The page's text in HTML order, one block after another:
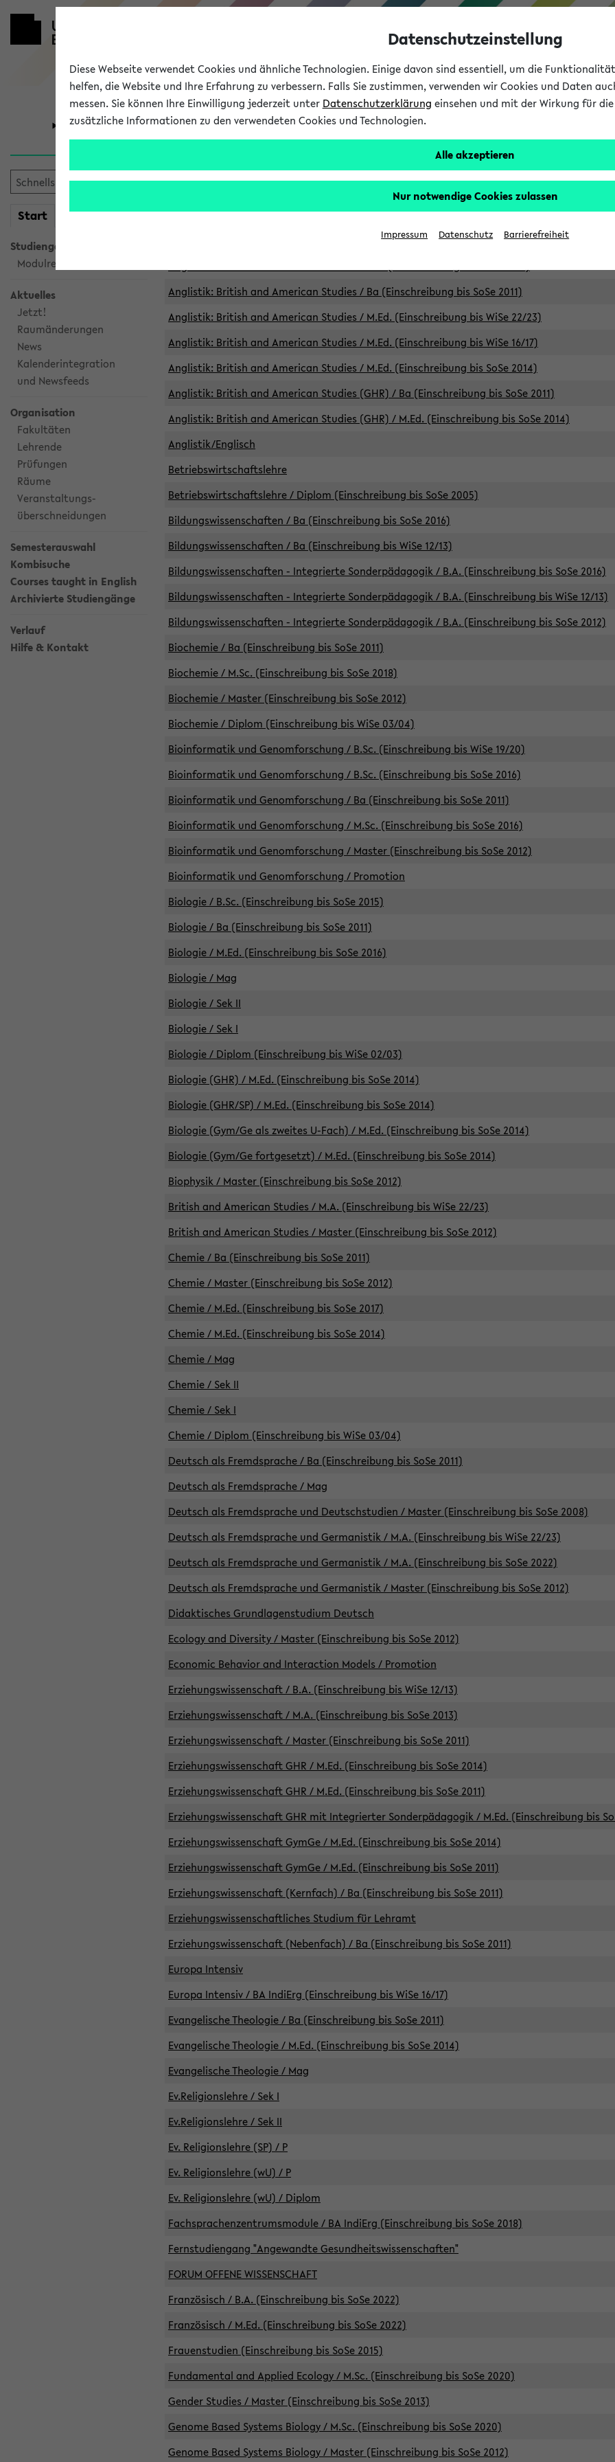
Universität Forschung Studium
Start meineKVV
Studiengangsauswahl
Modulrecherche
Aktuelles
Jetzt!
Raumänderungen
News
Kalenderintegration
und Newsfeeds
Organisation
Fakultäten
Lehrende
Prüfungen
Räume
Veranstaltungs-
überschneidungen
Semesterauswahl
Kombisuche
Courses taught in English
Archivierte Studiengänge
Verlauf
Hilfe & Kontakt
Archivierte Studiengänge
Anglistik: British and American Studies / B.A. (Einschreibung bis WiSe 16/17)
Anglistik: British and American Studies / B.A. (Einschreibung bis SoSe 2015)
Anglistik: British and American Studies / Ba (Einschreibung bis SoSe 2011)
Anglistik: British and American Studies / M.Ed. (Einschreibung bis WiSe 22/23)
Anglistik: British and American Studies / M.Ed. (Einschreibung bis WiSe 16/17)
Anglistik: British and American Studies / M.Ed. (Einschreibung bis SoSe 2014)
Anglistik: British and American Studies (GHR) / Ba (Einschreibung bis SoSe 2011)
Anglistik: British and American Studies (GHR) / M.Ed. (Einschreibung bis SoSe 2014)
Anglistik/Englisch
Betriebswirtschaftslehre
Betriebswirtschaftslehre / Diplom (Einschreibung bis SoSe 2005)
Bildungswissenschaften / Ba (Einschreibung bis SoSe 2016)
Bildungswissenschaften / Ba (Einschreibung bis WiSe 12/13)
Bildungswissenschaften - Integrierte Sonderpädagogik / B.A. (Einschreibung bis SoSe 2016)
Bildungswissenschaften - Integrierte Sonderpädagogik / B.A. (Einschreibung bis WiSe 12/13)
Bildungswissenschaften - Integrierte Sonderpädagogik / B.A. (Einschreibung bis SoSe 2012)
Biochemie / Ba (Einschreibung bis SoSe 2011)
Biochemie / M.Sc. (Einschreibung bis SoSe 2018)
Biochemie / Master (Einschreibung bis SoSe 2012)
Biochemie / Diplom (Einschreibung bis WiSe 03/04)
Bioinformatik und Genomforschung / B.Sc. (Einschreibung bis WiSe 19/20)
Bioinformatik und Genomforschung / B.Sc. (Einschreibung bis SoSe 2016)
Bioinformatik und Genomforschung / Ba (Einschreibung bis SoSe 2011)
Bioinformatik und Genomforschung / M.Sc. (Einschreibung bis SoSe 2016)
Bioinformatik und Genomforschung / Master (Einschreibung bis SoSe 2012)
Bioinformatik und Genomforschung / Promotion
Biologie / B.Sc. (Einschreibung bis SoSe 2015)
Biologie / Ba (Einschreibung bis SoSe 2011)
Biologie / M.Ed. (Einschreibung bis SoSe 2016)
Biologie / Mag
Biologie / Sek II
Biologie / Sek I
Biologie / Diplom (Einschreibung bis WiSe 02/03)
Biologie (GHR) / M.Ed. (Einschreibung bis SoSe 2014)
Biologie (GHR/SP) / M.Ed. (Einschreibung bis SoSe 2014)
Biologie (Gym/Ge als zweites U-Fach) / M.Ed. (Einschreibung bis SoSe 2014)
Biologie (Gym/Ge fortgesetzt) / M.Ed. (Einschreibung bis SoSe 2014)
Biophysik / Master (Einschreibung bis SoSe 2012)
British and American Studies / M.A. (Einschreibung bis WiSe 22/23)
British and American Studies / Master (Einschreibung bis SoSe 2012)
Chemie / Ba (Einschreibung bis SoSe 2011)
Chemie / Master (Einschreibung bis SoSe 2012)
Chemie / M.Ed. (Einschreibung bis SoSe 2017)
Chemie / M.Ed. (Einschreibung bis SoSe 2014)
Chemie / Mag
Chemie / Sek II
Chemie / Sek I
Chemie / Diplom (Einschreibung bis WiSe 03/04)
Deutsch als Fremdsprache / Ba (Einschreibung bis SoSe 2011)
Deutsch als Fremdsprache / Mag
Deutsch als Fremdsprache und Deutschstudien / Master (Einschreibung bis SoSe 2008)
Deutsch als Fremdsprache und Germanistik / M.A. (Einschreibung bis WiSe 22/23)
Deutsch als Fremdsprache und Germanistik / M.A. (Einschreibung bis SoSe 2022)
Deutsch als Fremdsprache und Germanistik / Master (Einschreibung bis SoSe 2012)
Didaktisches Grundlagenstudium Deutsch
Ecology and Diversity / Master (Einschreibung bis SoSe 2012)
Economic Behavior and Interaction Models / Promotion
Erziehungswissenschaft / B.A. (Einschreibung bis WiSe 12/13)
Erziehungswissenschaft / M.A. (Einschreibung bis SoSe 2013)
Erziehungswissenschaft / Master (Einschreibung bis SoSe 2011)
Erziehungswissenschaft GHR / M.Ed. (Einschreibung bis SoSe 2014)
Erziehungswissenschaft GHR / M.Ed. (Einschreibung bis SoSe 2011)
Erziehungswissenschaft GHR mit Integrierter Sonderpädagogik / M.Ed. (Einschreibung bis
Erziehungswissenschaft GymGe / M.Ed. (Einschreibung bis SoSe 2014)
Erziehungswissenschaft GymGe / M.Ed. (Einschreibung bis SoSe 2011)
Erziehungswissenschaft (Kernfach) / Ba (Einschreibung bis SoSe 2011)
Erziehungswissenschaftliches Studium für Lehramt
Erziehungswissenschaft (Nebenfach) / Ba (Einschreibung bis SoSe 2011)
Europa Intensiv
Europa Intensiv / BA IndiErg (Einschreibung bis WiSe 16/17)
Evangelische Theologie / Ba (Einschreibung bis SoSe 2011)
Evangelische Theologie / M.Ed. (Einschreibung bis SoSe 2014)
Evangelische Theologie / Mag
Ev.Religionslehre / Sek I
Ev.Religionslehre / Sek II
Ev. Religionslehre (SP) / P
Ev. Religionslehre (wU) / P
Ev. Religionslehre (wU) / Diplom
Fachsprachenzentrumsmodule / BA IndiErg (Einschreibung bis SoSe 2018)
Fernstudiengang "Angewandte Gesundheitswissenschaften"
FORUM OFFENE WISSENSCHAFT
Französisch / B.A. (Einschreibung bis SoSe 2022)
Französisch / M.Ed. (Einschreibung bis SoSe 2022)
Frauenstudien (Einschreibung bis SoSe 2015)
Fundamental and Applied Ecology / M.Sc. (Einschreibung bis SoSe 2020)
Gender Studies / Master (Einschreibung bis SoSe 2013)
Genome Based Systems Biology / M.Sc. (Einschreibung bis SoSe 2020)
Genome Based Systems Biology / Master (Einschreibung bis SoSe 2012)
Datenschutzeinstellung
Diese Webseite verwendet Cookies und ähnliche Technologien. Einige davon sind essentiell, um die
helfen, die Website und Ihre Erfahrung zu verbessern. Falls Sie zustimmen, verwenden wir Cookies und Daten
messen. Sie können Ihre Einwilligung jederzeit unter Datenschutzerklärung einsehen und mit der Wirkung für
zusätzliche Informationen zu den verwendeten Cookies und Technologien.
Alle akzeptieren
Nur notwendige Cookies zulassen
Impressum Datenschutz Barrierefreiheit